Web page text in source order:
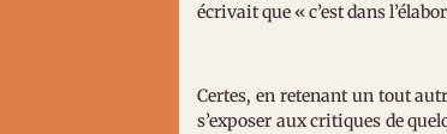
écrivait que « c’est dans
Certes, en retenant un tout
s’exposer aux critiques de